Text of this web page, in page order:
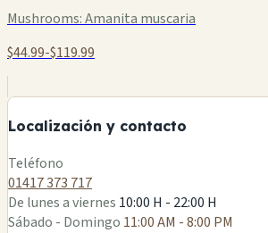
Mushrooms:Amanita muscaria
$44.99-$119.99
Localización y contacto
Teléfono
01417 373 717
De lunes a viernes 10:00 H - 22:00 H
Sábado - Domingo 11:00 AM - 8:00 PM